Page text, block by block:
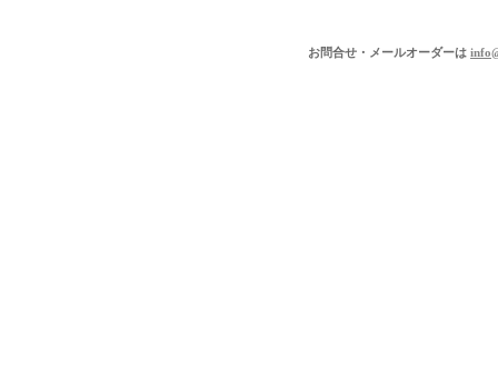
お問合せ・メールオーダーは